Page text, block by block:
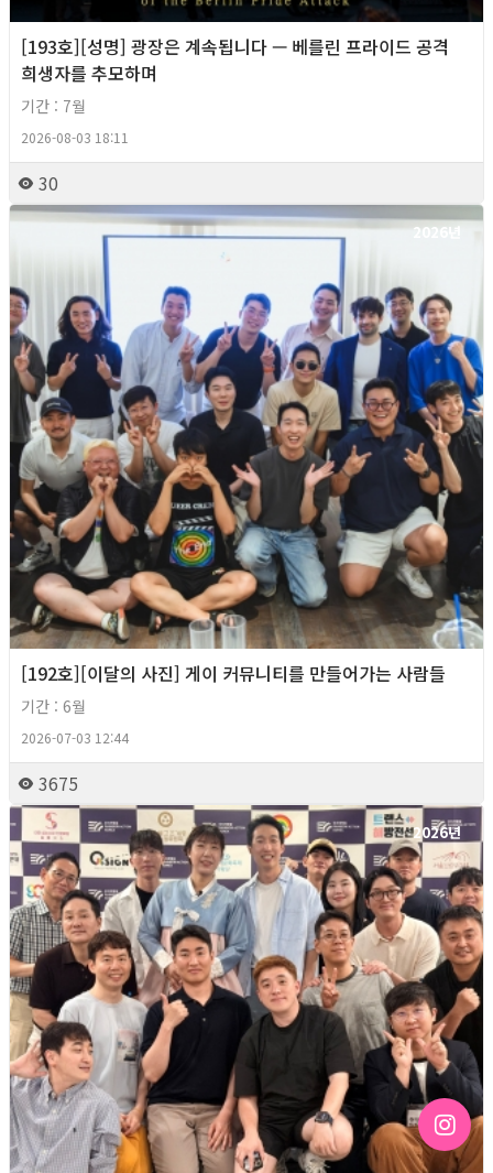
[193호][성명] 광장은 계속됩니다 — 베를린 프라이드 공격
희생자를 추모하며
기간 : 7월
2026-08-03 18:11
30
2026년
[192호][이달의 사진] 게이 커뮤니티를 만들어가는 사람들
기간 : 6월
2026-07-03 12:44
3675
2026년